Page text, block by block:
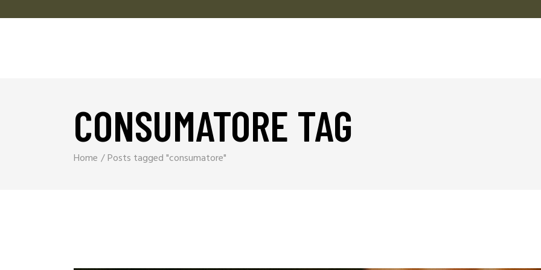
CONSUMATORE TAG
Home Posts tagged "consumatore"